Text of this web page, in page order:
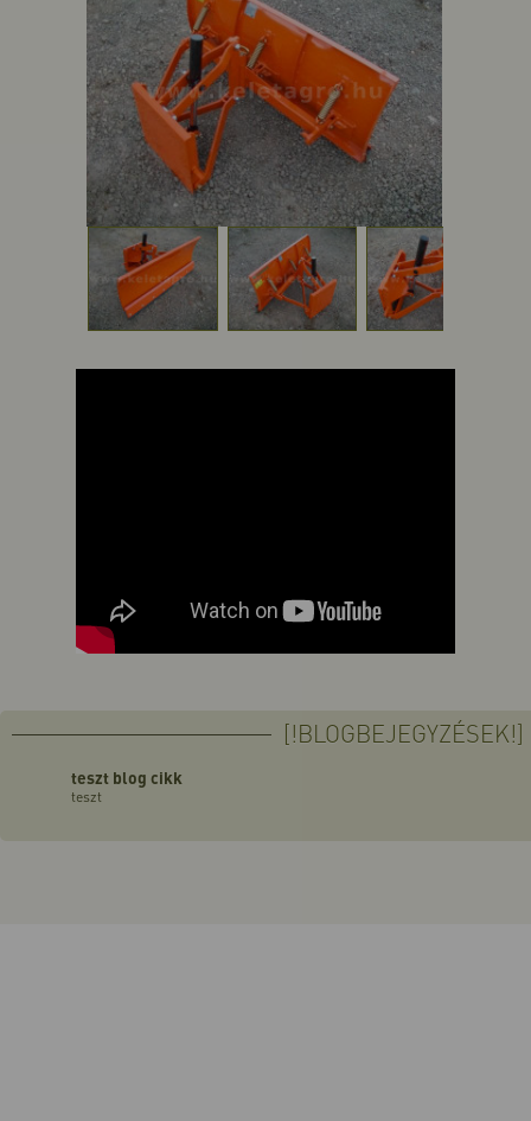
[!BLOGBEJEGYZÉSEK!]
teszt blog cikk
teszt